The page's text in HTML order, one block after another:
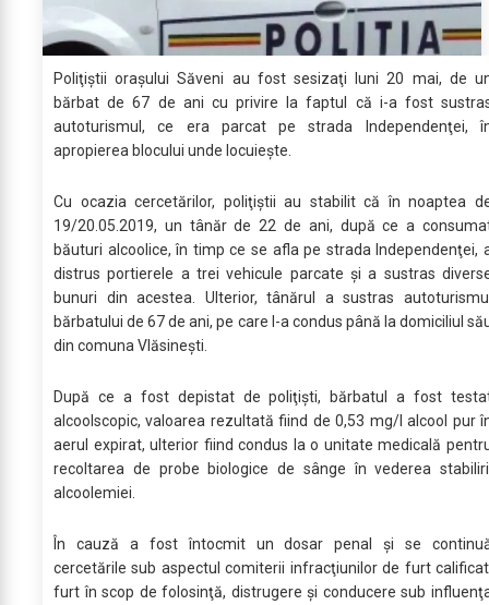
Poliţiştii oraşului Săveni au fost sesizaţi luni 20 mai, de
bărbat de 67 de ani cu privire la faptul că i-a fost
autoturismul, ce era parcat pe strada Independenţei,
apropierea blocului unde locuieşte.
Cu ocazia cercetărilor, poliţiştii au stabilit că în noaptea
19/20.05.2019, un tânăr de 22 de ani, după ce a
băuturi alcoolice, în timp ce se afla pe strada Independenţei,
distrus portierele a trei vehicule parcate şi a sustras
bunuri din acestea. Ulterior, tânărul a sustras
bărbatului de 67 de ani, pe care l-a condus până la domiciliul
din comuna Vlăsineşti.
După ce a fost depistat de poliţişti, bărbatul a fost
alcoolscopic, valoarea rezultată fiind de 0,53 mg/l alcool pur
aerul expirat, ulterior fiind condus la o unitate medicală
recoltarea de probe biologice de sânge în vederea
alcoolemiei.
În cauză a fost întocmit un dosar penal şi se
cercetările sub aspectul comiterii infracţiunilor de furt
furt în scop de folosinţă, distrugere şi conducere sub